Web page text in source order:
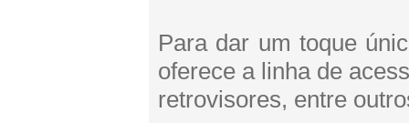
Para dar um toque
oferece a linha de
retrovisores, entre